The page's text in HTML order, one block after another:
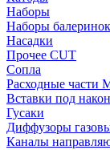
Наборы
Наборы балеринок
Насадки
Прочее CUT
Сопла
Расходные части
Вставки под
Гусаки
Диффузоры
Каналы